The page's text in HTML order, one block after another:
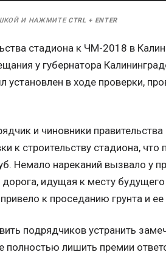
И НАЖМИТЕ CTRL + ENTER
стадиона к ЧМ-2018 в
у губернатора
в ходе проверки,
и чиновники
к строительству стадиона,
Немало нареканий вызвало у
идущая к месту будущего
к проседанию грунта и
подрядчиков устранить
лишить премии